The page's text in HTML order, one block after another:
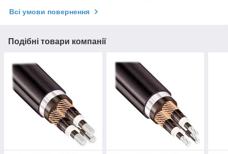
Всі умови повернення
Подібні товари компанії